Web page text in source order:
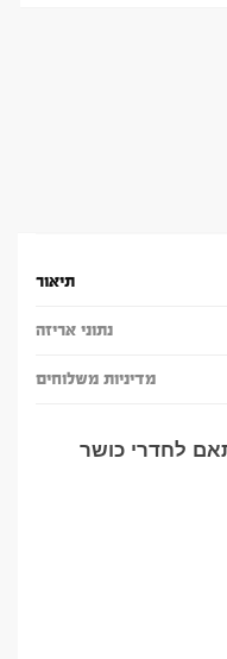
תיאור
נתוני אריזה
מדיניות משלוחים
לחדרי כושר